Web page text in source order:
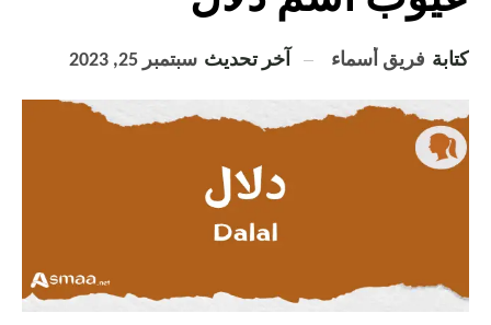
كتابة فريق أسماء آخر تحديث سبتمبر 25, 2023